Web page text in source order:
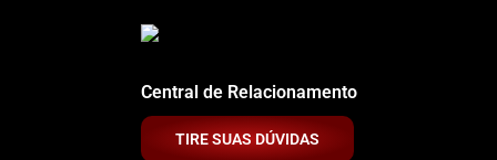
Central de Relacionamento
TIRE SUAS DÚVIDAS